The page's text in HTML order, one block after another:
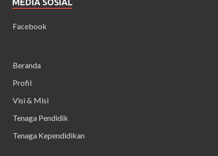
MEDIA SOSIAL
Facebook
Beranda
Profil
Visi & Misi
Tenaga Pendidik
Tenaga Kependidikan